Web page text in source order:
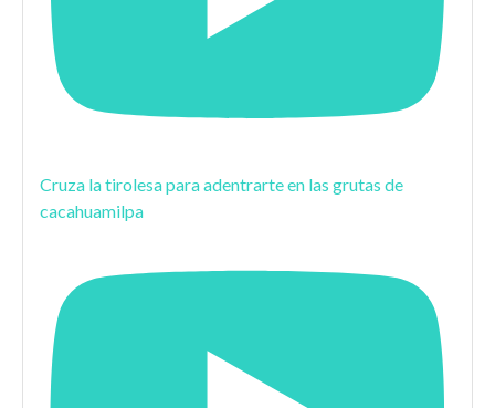
Cruza la tirolesa para adentrarte en las grutas de
cacahuamilpa